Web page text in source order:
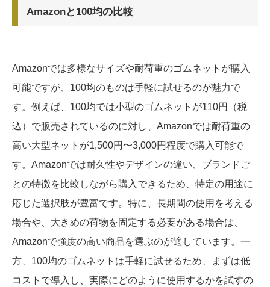
Amazonと100均の比較
Amazonでは多様なサイズや耐荷重のゴムネットが購入
可能ですが、100均のものは手軽に試せるのが魅力で
す。例えば、100均では小型のゴムネットが110円（税
込）で販売されているのに対し、Amazonでは耐荷重の
高い大型ネットが1,500円〜3,000円程度で購入可能で
す。Amazonでは耐久性やデザインの違い、ブランドご
との特徴を比較しながら購入できるため、特定の用途に
応じた選択肢が豊富です。特に、長期間の使用を考える
場合や、大きめの荷物を固定する必要がある場合は、
Amazonで強度の高い商品を選ぶのが適しています。一
方、100均のゴムネットは手軽に試せるため、まずは低
コストで導入し、実際にどのように使用するかを試すの